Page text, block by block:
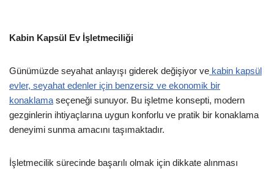
Kabin Kapsül Ev İşletmeciliği
Günümüzde seyahat anlayışı giderek değişiyor ve kabin kapsül
evler, seyahat edenler için benzersiz ve ekonomik bir
konaklama seçeneği sunuyor. Bu işletme konsepti, modern
gezginlerin ihtiyaçlarına uygun konforlu ve pratik bir konaklama
deneyimi sunma amacını taşımaktadır.
İşletmecilik sürecinde başarılı olmak için dikkate alınması